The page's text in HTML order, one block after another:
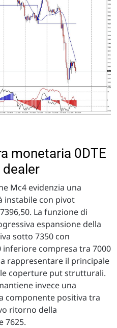
monetaria 0DTE
Mc4 evidenzia una
instabile con pivot
La funzione di
espansione della
sotto 7350 con
inferiore compresa tra 7000
rappresentare il principale
coperture put strutturali.
invece una
componente positiva tra
ritorno della
7625.